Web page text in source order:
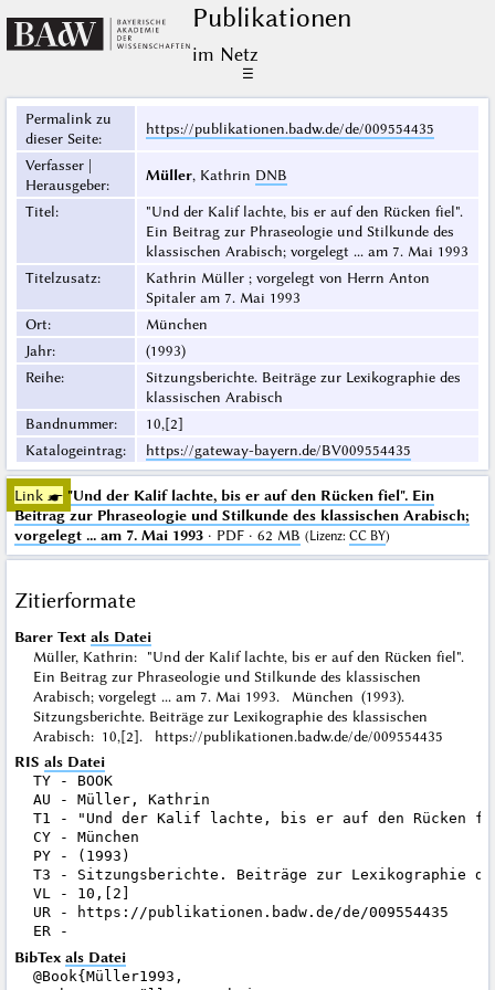
Publikationen
im Netz
☰
Permalink zu
dieser Seite:
https://publikationen.badw.de/de/009554435
Verfasser |
Herausgeber:
Müller, Kathrin DNB
Titel:
"Und der Kalif lachte, bis er auf den Rücken fiel".
Ein Beitrag zur Phraseologie und Stilkunde des
klassischen Arabisch; vorgelegt ... am 7. Mai 1993
Titelzusatz:
Kathrin Müller ; vorgelegt von Herrn Anton
Spitaler am 7. Mai 1993
Ort:
München
Jahr:
(1993)
Reihe:
Sitzungsberichte. Beiträge zur Lexikographie des
klassischen Arabisch
Bandnummer:
10,[2]
Katalogeintrag: https://gateway-bayern.de/BV009554435
Link ☛ "Und der Kalif lachte, bis er auf den Rücken fiel". Ein
Beitrag zur Phraseologie und Stilkunde des klassischen Arabisch;
vorgelegt ... am 7. Mai 1993· PDF · 62 MB (Lizenz: CC BY)
Zitierformate
Barer Text als Datei
Müller, Kathrin: "Und der Kalif lachte, bis er auf den Rücken fiel".
Ein Beitrag zur Phraseologie und Stilkunde des klassischen
Arabisch; vorgelegt ... am 7. Mai 1993. München (1993).
Sitzungsberichte. Beiträge zur Lexikographie des klassischen
Arabisch: 10,[2]. https://publikationen.badw.de/de/009554435
RIS als Datei
TY - BOOK
AU - Müller, Kathrin
T1 - "Und der Kalif lachte, bis er auf den Rücken
CY - München
PY - (1993)
T3 - Sitzungsberichte. Beiträge zur Lexikographie
VL - 10,[2]
UR - https://publikationen.badw.de/de/009554435
BibTex als Datei
@Book{Müller1993,